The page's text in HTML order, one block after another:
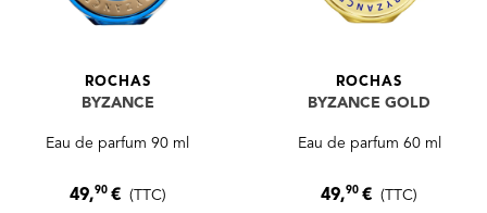
ROCHAS
BYZANCE
Eau de parfum 90 ml
49,90 € (TTC)
ROCHAS
BYZANCE GOLD
Eau de parfum 60 ml
49,90€ (TTC)